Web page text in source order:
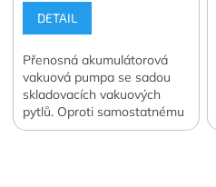
DETAIL
Přenosná akumulátorová
vakuová pumpa se sadou
skladovacích vakuových
pytlů. Oproti samostatnému
nákupu ušetříte 400 Kč.